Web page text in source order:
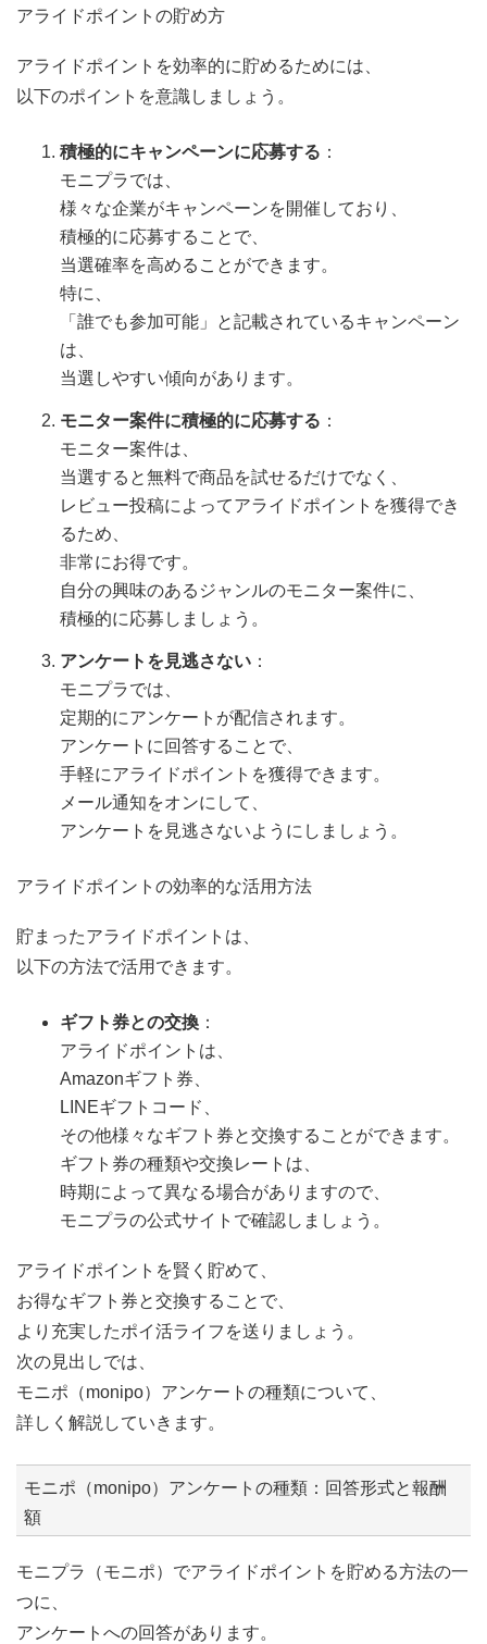
アライドポイントの貯め方
アライドポイントを効率的に貯めるためには、
以下のポイントを意識しましょう。
積極的にキャンペーンに応募する ：
モニプラでは、
様々な企業がキャンペーンを開催しており、
積極的に応募することで、
当選確率を高めることができます。
特に、
「誰でも参加可能」と記載されているキャンペーン
は、
当選しやすい傾向があります。
モニター案件に積極的に応募する ：
モニター案件は、
当選すると無料で商品を試せるだけでなく、
レビュー投稿によってアライドポイントを獲得でき
るため、
非常にお得です。
自分の興味のあるジャンルのモニター案件に、
積極的に応募しましょう。
アンケートを見逃さない ：
モニプラでは、
定期的にアンケートが配信されます。
アンケートに回答することで、
手軽にアライドポイントを獲得できます。
メール通知をオンにして、
アンケートを見逃さないようにしましょう。
アライドポイントの効率的な活用方法
貯まったアライドポイントは、
以下の方法で活用できます。
ギフト券との交換 ：
アライドポイントは、
Amazonギフト券、
LINEギフトコード、
その他様々なギフト券と交換することができます。
ギフト券の種類や交換レートは、
時期によって異なる場合がありますので、
モニプラの公式サイトで確認しましょう。
アライドポイントを賢く貯めて、
お得なギフト券と交換することで、
より充実したポイ活ライフを送りましょう。
次の見出しでは、
モニポ（monipo）アンケートの種類について、
詳しく解説していきます。
モニポ（monipo）アンケートの種類：回答形式と報酬
額
モニプラ（モニポ）でアライドポイントを貯める方法の一
つに、
アンケートへの回答があります。